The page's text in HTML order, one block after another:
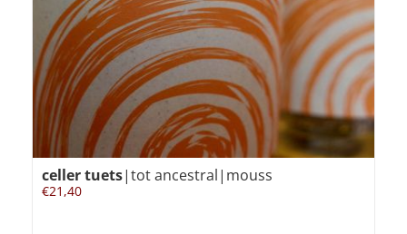
celler tuets|tot ancestral|mouss
€21,40